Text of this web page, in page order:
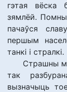
гэтая вёска
зямлёй.
пачаўся
першым
танкі і стралкі.
Страшны
так
вызначыць